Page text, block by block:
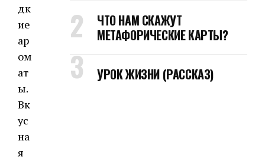
дк
ие
ар
ом
ат
ы.
Вк
ус
на
я
ЧТО НАМ СКАЖУТ
МЕТАФОРИЧЕСКИЕ КАРТЫ?
УРОК ЖИЗНИ (РАССКАЗ)